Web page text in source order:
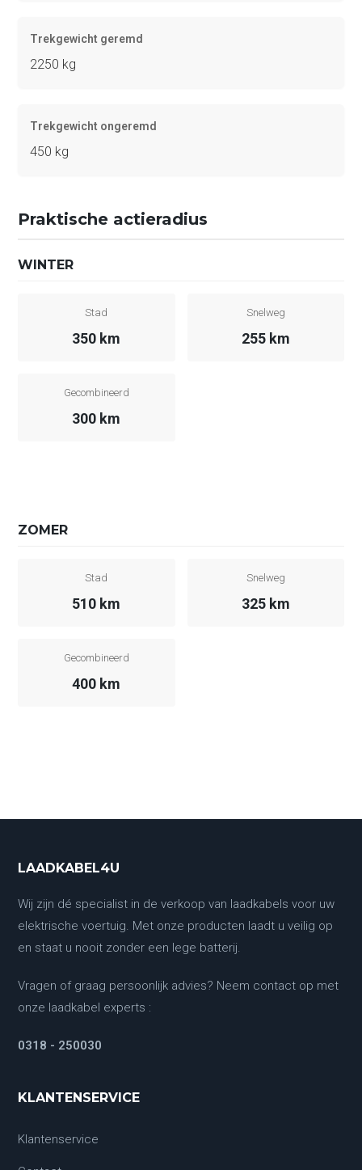
Trekgewicht geremd
2250 kg
Trekgewicht ongeremd
450 kg
Praktische actieradius
WINTER
Stad
350 km
Snelweg
255 km
Gecombineerd
300 km
ZOMER
Stad
510 km
Snelweg
325 km
Gecombineerd
400 km
LAADKABEL4U
Wij zijn dé specialist in de verkoop van laadkabels voor uw
elektrische voertuig. Met onze producten laadt u veilig op
en staat u nooit zonder een lege batterij.
Vragen of graag persoonlijk advies? Neem contact op met
onze laadkabel experts :
0318 - 250030
KLANTENSERVICE
Klantenservice